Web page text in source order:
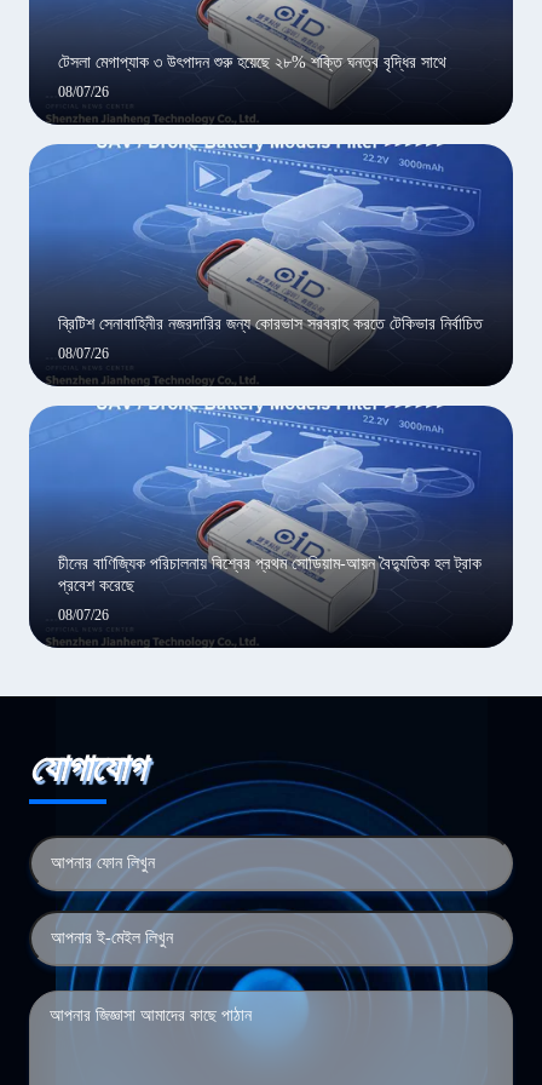
টেসলা মেগাপ্যাক ৩ উৎপাদন শুরু হয়েছে ২৮% শক্তি ঘনত্ব বৃদ্ধির সাথে
08/07/26
ব্রিটিশ সেনাবাহিনীর নজরদারির জন্য কোরভাস সরবরাহ করতে টেকিভার নির্বাচিত
08/07/26
চীনের বাণিজ্যিক পরিচালনায় বিশ্বের প্রথম সোডিয়াম-আয়ন বৈদ্যুতিক হল ট্রাক
প্রবেশ করেছে
08/07/26
যোগাযোগ